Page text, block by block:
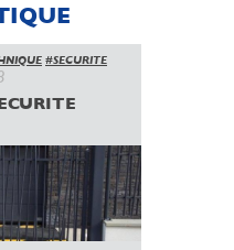
#SECURITE